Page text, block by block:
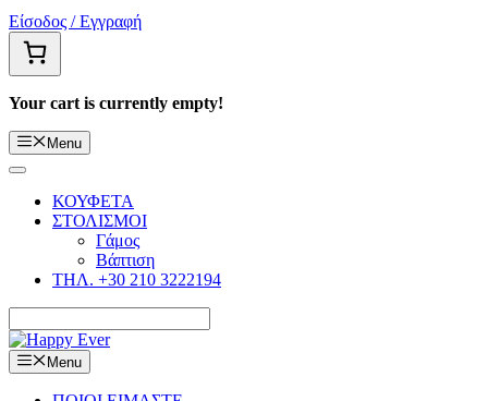
Είσοδος / Εγγραφή
Your cart is currently empty!
Menu
ΚΟΥΦΕΤΑ
ΣΤΟΛΙΣΜΟΙ
Γάμος
Βάπτιση
ΤΗΛ. +30 210 3222194
Menu